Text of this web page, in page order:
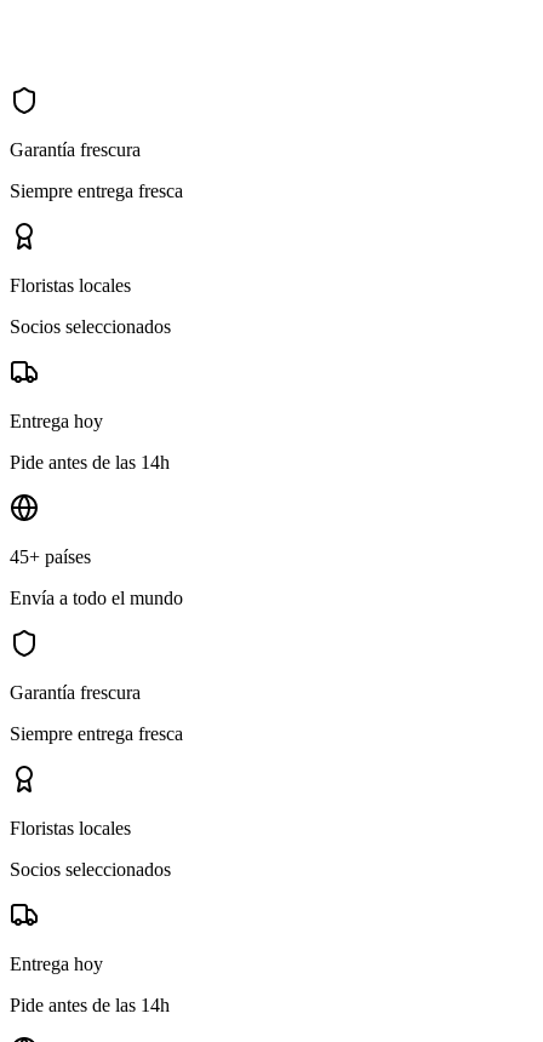
Garantía frescura
Siempre entrega fresca
Floristas locales
Socios seleccionados
Entrega hoy
Pide antes de las 14h
45+ países
Envía a todo el mundo
Garantía frescura
Siempre entrega fresca
Floristas locales
Socios seleccionados
Entrega hoy
Pide antes de las 14h